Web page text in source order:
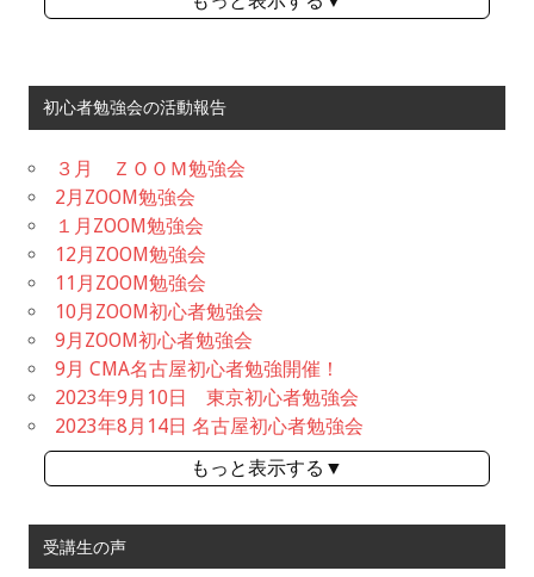
初心者勉強会の活動報告
３月 ＺＯＯＭ勉強会
2月ZOOM勉強会
１月ZOOM勉強会
12月ZOOM勉強会
11月ZOOM勉強会
10月ZOOM初心者勉強会
9月ZOOM初心者勉強会
9月 CMA名古屋初心者勉強開催！
2023年9月10日 東京初心者勉強会
2023年8月14日 名古屋初心者勉強会
もっと表示する▼
受講生の声